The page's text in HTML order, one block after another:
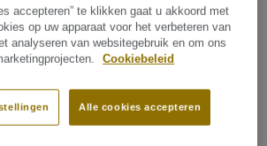
23 Zwaar
42 Algemeen
accepteren” te klikken gaat u akkoord met
op uw apparaat voor het verbeteren van
analyseren van websitegebruik en om ons
Cookiebeleid
Alle cookies accepteren